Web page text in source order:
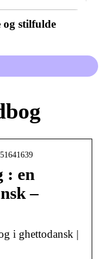
stilfulde
: en
–
i ghettodansk |